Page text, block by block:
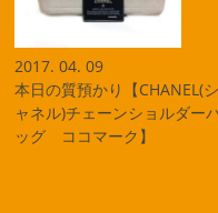
2017. 04. 09
本日の質預かり【CHANEL(シ
ャネル)チェーンショルダー
ッグ ココマーク】